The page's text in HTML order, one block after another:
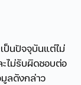
ป็นปัจจุบันแต่ไม่
ไม่รับผิดชอบต่อ
มูลดังกล่าว